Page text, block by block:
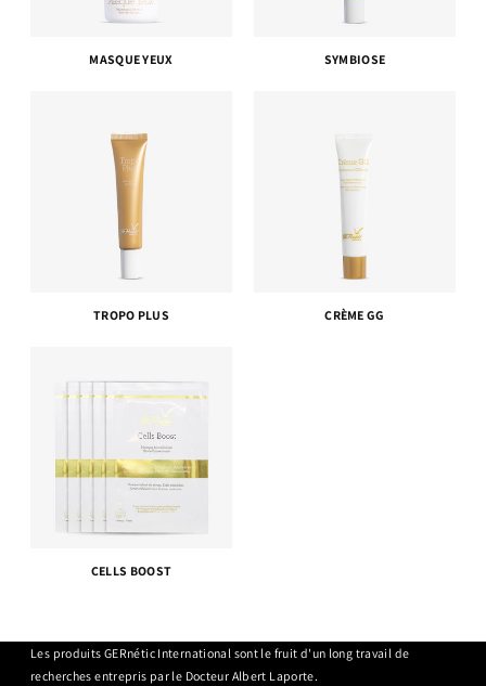
MASQUE YEUX SYMBIOSE
TROPO PLUS CRÈME GG
CELLS BOOST
Les produits GERnétic International sont le fruit d'un long travail de
recherches entrepris par le Docteur Albert Laporte.